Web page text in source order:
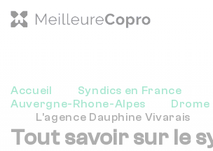
Accueil
Syndics en France
Auvergne-Rhone-Alpes
Drome
L'agence Dauphine Vivarais
Tout savoir sur le